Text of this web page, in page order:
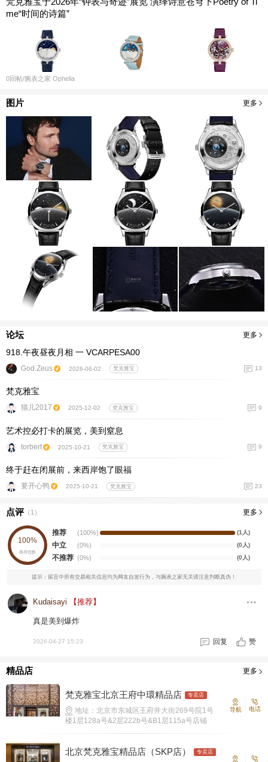
me“时间的诗篇”
0回帖/腕表之家 Ophelia
图片 更多
论坛 更多
918.午夜昼夜月相 一 VCARPESA00
God.Zeus 2026-06-02 梵克雅宝 13
梵克雅宝
猫儿2017 2025-12-02 梵克雅宝 9
艺术控必打卡的展览，美到窒息
torbert 2025-10-21 梵克雅宝 9
终于赶在闭展前，来西岸饱了眼福
要开心鸭 2025-10-21 梵克雅宝 23
点评（ 1 ） 更多
100%
推荐指数
推荐 (100%) (1人)
中立 (0%) (0人)
不推荐 (0%) (0人)
提示：留言中所有交易相关信息均为网友自发行为，与腕表之家无关请注意判断真伪！
Kudaisayi 【推荐】
真是美到爆炸
2026-04-27 15:23 回复 赞
精品店 更多
梵克雅宝北京王府中環精品店 专卖店
地址：北京市东城区王府井大街269号院1号
楼1层128a号&2层222b号&B1层115a号店铺
导航 电话
北京梵克雅宝精品店（SKP店） 专卖店